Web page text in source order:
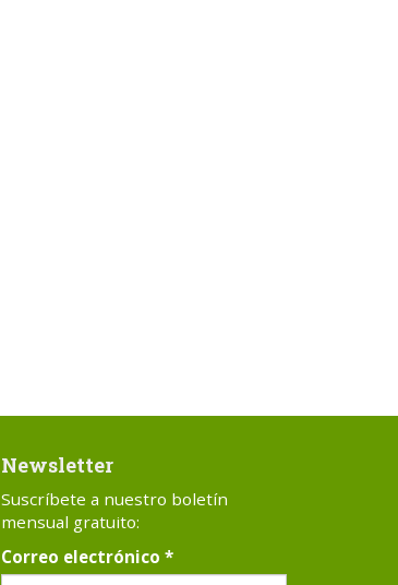
Newsletter
Suscríbete a nuestro boletín
mensual gratuito:
Correo electrónico *